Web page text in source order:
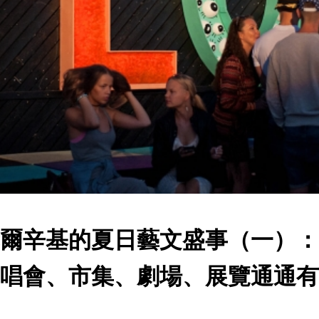
辛基的夏日藝文盛事（一）
唱會、市集、劇場、展覽通通有